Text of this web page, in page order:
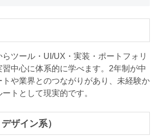
ツール・UI/UX・実装・ポートフォリ
中心に体系的に学べます。2年制が中
や業界とのつながりがあり、未経験か
トとして現実的です。
ザイン系）